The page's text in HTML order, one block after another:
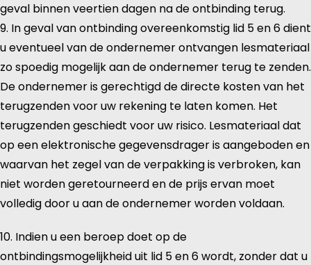
geval binnen veertien dagen na de ontbinding terug.
9. In geval van ontbinding overeenkomstig lid 5 en 6 dient
u eventueel van de ondernemer ontvangen lesmateriaal
zo spoedig mogelijk aan de ondernemer terug te zenden.
De ondernemer is gerechtigd de directe kosten van het
terugzenden voor uw rekening te laten komen. Het
terugzenden geschiedt voor uw risico. Lesmateriaal dat
op een elektronische gegevensdrager is aangeboden en
waarvan het zegel van de verpakking is verbroken, kan
niet worden geretourneerd en de prijs ervan moet
volledig door u aan de ondernemer worden voldaan.
10. Indien u een beroep doet op de
ontbindingsmogelijkheid uit lid 5 en 6 wordt, zonder dat u